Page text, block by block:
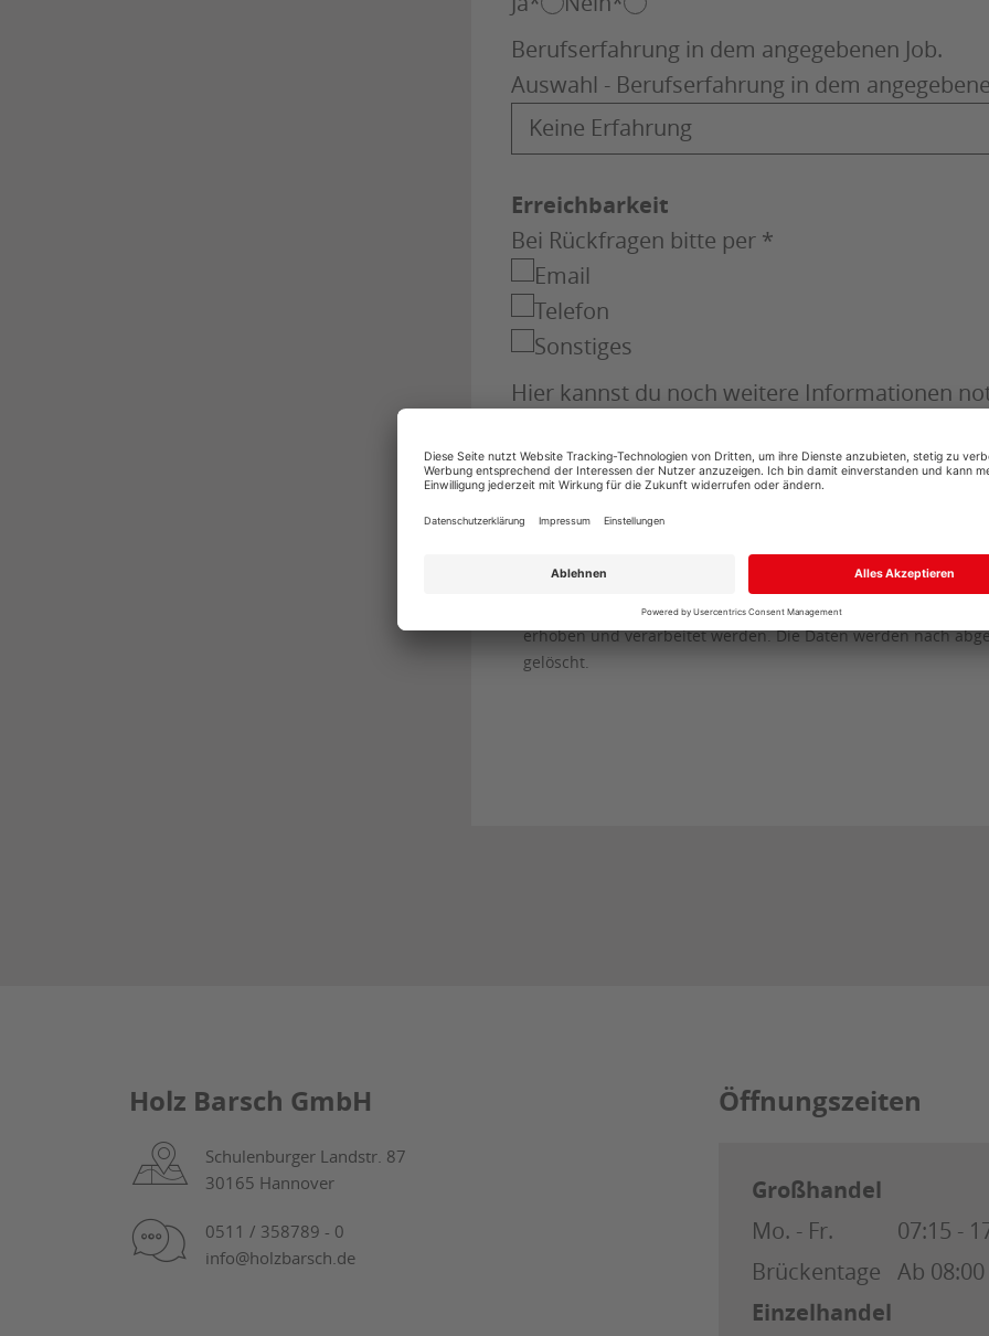
Berufserfahrung in dem angegebenen Job.
Auswahl - Berufserfahrung in dem
Erreichbarkeit
Bei Rückfragen bitte per *
Email
Telefon
Sonstiges
Hier kannst du noch weitere Informationen
Ich stimme zu, dass meine Angaben aus dem
erhoben und verarbeitet werden. Die Daten werden nach
gelöscht.
Holz Barsch GmbH
Schulenburger Landstr. 87
30165 Hannover
0511 / 358789 - 0
info@holzbarsch.de
Öffnungszeiten
Großhandel
Mo. - Fr.
07:15 -
Brückentage Ab
Einzelhandel